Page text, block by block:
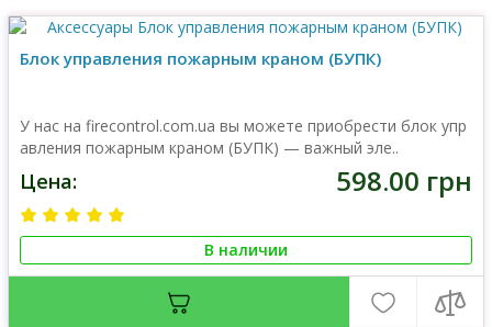
Блок управления пожарным краном (БУПК)
У нас на firecontrol.com.ua вы можете приобрести блок упр
авления пожарным краном (БУПК) — важный эле..
Цена: 598.00 грн
В наличии